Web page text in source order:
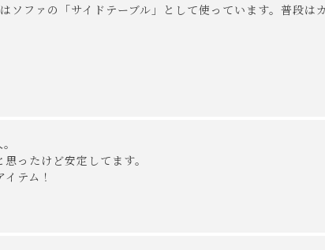
ません。
搬入のお手伝いをお願いさせて頂く場合がございます。
下さい。
梱設置配送」がございます。
、専用スタッフが商品の組み立てを行います。
実際の商品とで色の見え方が異なることもございます。ご
ソファの「サイドテーブル」として使っています。普段
ったけど安定してます。
テム！